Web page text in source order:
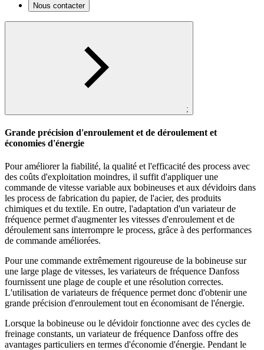
Nous contacter
;
Grande précision d'enroulement et de déroulement et
économies d'énergie
Pour améliorer la fiabilité, la qualité et l'efficacité des process avec
des coûts d'exploitation moindres, il suffit d'appliquer une
commande de vitesse variable aux bobineuses et aux dévidoirs dans
les process de fabrication du papier, de l'acier, des produits
chimiques et du textile. En outre, l'adaptation d'un variateur de
fréquence permet d'augmenter les vitesses d'enroulement et de
déroulement sans interrompre le process, grâce à des performances
de commande améliorées.
Pour une commande extrêmement rigoureuse de la bobineuse sur
une large plage de vitesses, les variateurs de fréquence Danfoss
fournissent une plage de couple et une résolution correctes.
L'utilisation de variateurs de fréquence permet donc d'obtenir une
grande précision d'enroulement tout en économisant de l'énergie.
Lorsque la bobineuse ou le dévidoir fonctionne avec des cycles de
freinage constants, un variateur de fréquence Danfoss offre des
avantages particuliers en termes d'économie d'énergie. Pendant le